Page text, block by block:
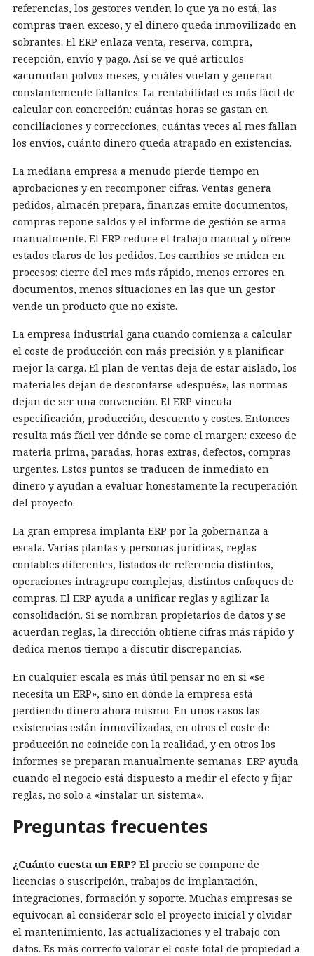
referencias, los gestores venden lo que ya no está, las
compras traen exceso, y el dinero queda inmovilizado en
sobrantes. El ERP enlaza venta, reserva, compra,
recepción, envío y pago. Así se ve qué artículos
«acumulan polvo» meses, y cuáles vuelan y generan
constantemente faltantes. La rentabilidad es más fácil de
calcular con concreción: cuántas horas se gastan en
conciliaciones y correcciones, cuántas veces al mes fallan
los envíos, cuánto dinero queda atrapado en existencias.
La mediana empresa a menudo pierde tiempo en
aprobaciones y en recomponer cifras. Ventas genera
pedidos, almacén prepara, finanzas emite documentos,
compras repone saldos y el informe de gestión se arma
manualmente. El ERP reduce el trabajo manual y ofrece
estados claros de los pedidos. Los cambios se miden en
procesos: cierre del mes más rápido, menos errores en
documentos, menos situaciones en las que un gestor
vende un producto que no existe.
La empresa industrial gana cuando comienza a calcular
el coste de producción con más precisión y a planificar
mejor la carga. El plan de ventas deja de estar aislado, los
materiales dejan de descontarse «después», las normas
dejan de ser una convención. El ERP vincula
especificación, producción, descuento y costes. Entonces
resulta más fácil ver dónde se come el margen: exceso de
materia prima, paradas, horas extras, defectos, compras
urgentes. Estos puntos se traducen de inmediato en
dinero y ayudan a evaluar honestamente la recuperación
del proyecto.
La gran empresa implanta ERP por la gobernanza a
escala. Varias plantas y personas jurídicas, reglas
contables diferentes, listados de referencia distintos,
operaciones intragrupo complejas, distintos enfoques de
compras. El ERP ayuda a unificar reglas y agilizar la
consolidación. Si se nombran propietarios de datos y se
acuerdan reglas, la dirección obtiene cifras más rápido y
dedica menos tiempo a discutir discrepancias.
En cualquier escala es más útil pensar no en si «se
necesita un ERP», sino en dónde la empresa está
perdiendo dinero ahora mismo. En unos casos las
existencias están inmovilizadas, en otros el coste de
producción no coincide con la realidad, y en otros los
informes se preparan manualmente semanas. ERP ayuda
cuando el negocio está dispuesto a medir el efecto y fijar
reglas, no solo a «instalar un sistema».
Preguntas frecuentes
¿Cuánto cuesta un ERP? El precio se compone de
licencias o suscripción, trabajos de implantación,
integraciones, formación y soporte. Muchas empresas se
equivocan al considerar solo el proyecto inicial y olvidar
el mantenimiento, las actualizaciones y el trabajo con
datos. Es más correcto valorar el coste total de propiedad a